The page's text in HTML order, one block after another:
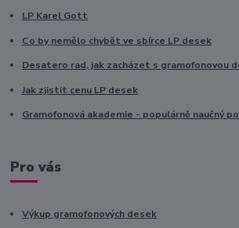
LP Karel Gott
Co by nemělo chybět ve sbírce LP desek
Desatero rad, jak zacházet s gramofonovou
Jak zjistit cenu LP desek
Gramofonová akademie - populárně naučný
Pro vás
Výkup gramofonových desek